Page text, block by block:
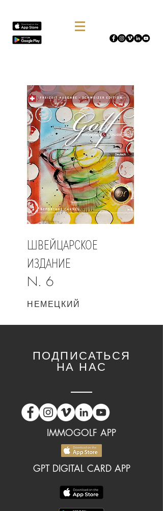
ШВЕЙЦАРСКОЕ
ИЗДАНИЕ
N. 6
НЕМЕЦКИЙ
ПОДПИСАТЬСЯ
НА НАС
IMMOGOLF APP
GPT DIGITAL CARD APP